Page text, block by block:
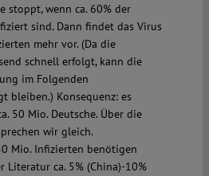
stoppt, wenn ca. 60% der
sind. Dann findet das Virus
mehr vor. (Da die
schnell erfolgt, kann die
im Folgenden
bleiben.) Konsequenz: es
50 Mio. Deutsche. Über die
wir gleich.
Mio. Infizierten benötigen
Literatur ca. 5% (China)-10%